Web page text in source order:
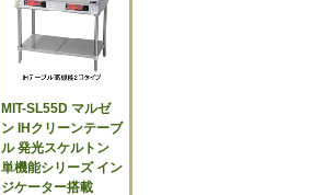
MIT-SL55D マルゼ
ン IHクリーンテーブ
ル 発光スケルトン
単機能シリーズ イン
ジケーター搭載